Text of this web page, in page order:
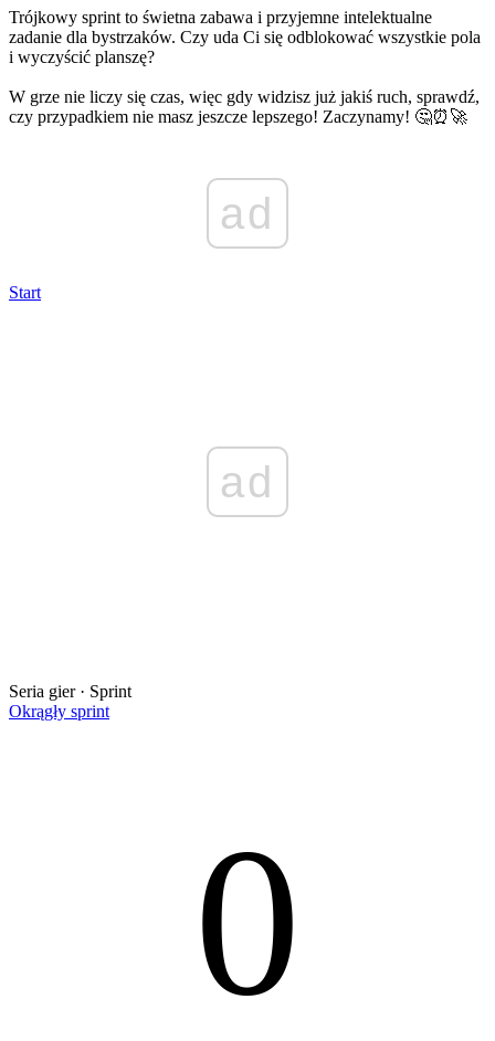
Trójkowy sprint to świetna zabawa i przyjemne intelektualne
zadanie dla bystrzaków. Czy uda Ci się odblokować wszystkie pola
i wyczyścić planszę?
W grze nie liczy się czas, więc gdy widzisz już jakiś ruch, sprawdź,
czy przypadkiem nie masz jeszcze lepszego! Zaczynamy! 🤔⏰🚀
ad
Start
ad
Seria gier · Sprint
Okrągły sprint
0